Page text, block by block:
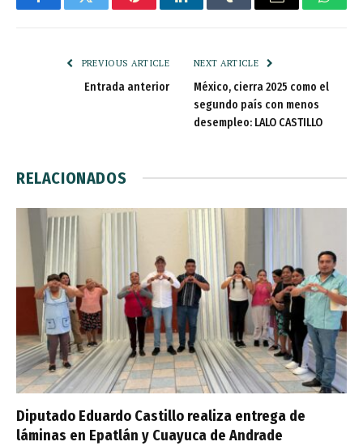
FacebookTwitter PinterestLinkedInTumblr Email
PREVIOUS ARTICLE
Entrada anterior
NEXT ARTICLE
México, cierra 2025 como el
segundo país con menos
desempleo: LALO CASTILLO
RELACIONADOS
Diputado Eduardo Castillo realiza entrega de
láminas en Epatlán y Cuayuca de Andrade